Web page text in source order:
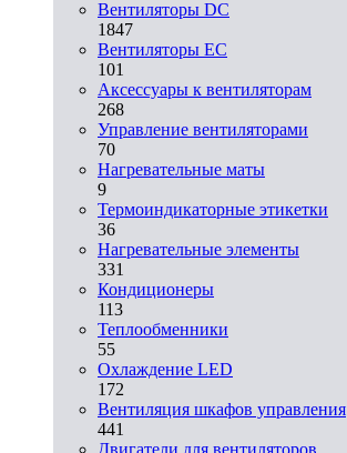
Вентиляторы DC
1847
Вентиляторы EC
101
Аксессуары к вентиляторам
268
Управление вентиляторами
70
Нагревательные маты
9
Термоиндикаторные этикетки
36
Нагревательные элементы
331
Кондиционеры
113
Теплообменники
55
Охлаждение LED
172
Вентиляция шкафов управления
441
Двигатели для вентиляторов